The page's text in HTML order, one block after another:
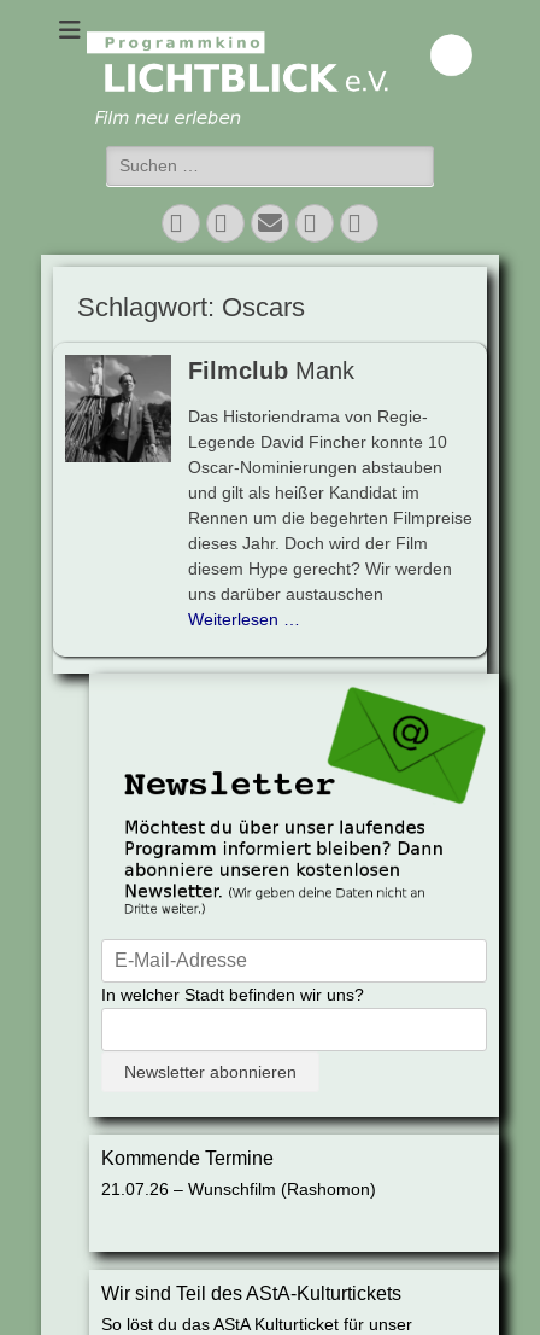
Programmkino
Lichtblick e.V.
Suchen
nach:
Facebook
Twitter
E-
Mail
VimeoInstagram
Schlagwort: Oscars
Filmclub Mank
Das Historiendrama von Regie-
Legende David Fincher konnte 10
Oscar-Nominierungen abstauben
und gilt als heißer Kandidat im
Rennen um die begehrten Filmpreise
dieses Jahr. Doch wird der Film
diesem Hype gerecht? Wir werden
uns darüber austauschen
Weiterlesen …
In welcher Stadt befinden wir uns?
Kommende Termine
21.07.26 – Wunschfilm (Rashomon)
Wir sind Teil des AStA-Kulturtickets
So löst du das AStA Kulturticket für unser